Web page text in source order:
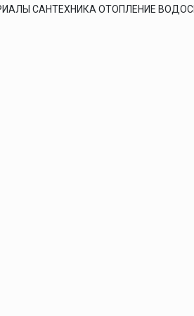
САНТЕХНИКА ОТОПЛЕНИЕ